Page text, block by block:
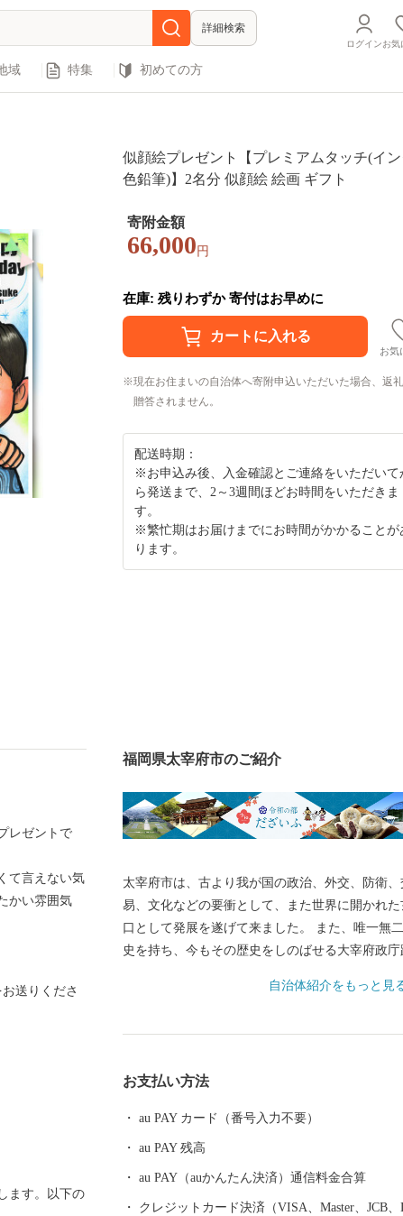
詳細検索
ログインお気
域 特集 初めての方
似顔絵プレゼント【プレミアムタッチ(イン
色鉛筆)】2名分 似顔絵 絵画 ギフト
寄附金額
66,000 円
在庫: 残りわずか 寄付はお早めに
お気
現在お住まいの自治体へ寄附申込いただいた場合、返
贈答されません。
配送時期：
※お申込み後、入金確認とご連絡をいただいて
ら発送まで、2～3週間ほどお時間をいただきま
す。
※繁忙期はお届けまでにお時間がかかることが
ります。
レゼントで
て言えない気
かい雰囲気
送りくださ
ます。以下の
福岡県太宰府市のご紹介
太宰府市は、古より我が国の政治、外交、防衛、
易、文化などの要衝として、また世界に開かれた
口として発展を遂げて来ました。 また、唯一無
史を持ち、今もその歴史をしのばせる大宰府政庁
や名所が存在する誇り高き国際観光都市です。 大
まう人も訪れる人もともに慶び合えるまちづくり
自治体紹介をもっと見
お支払い方法
au PAY カード（番号入力不要）
au PAY 残高
au PAY（auかんたん決済）通信料金合算
クレジットカード決済（VISA、Master、JCB、